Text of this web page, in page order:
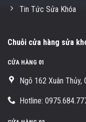
Tin Tức Sửa Khóa
Chuỗi cửa hàng sửa
CỬA HÀNG 01
Ngõ 162 Xuân Thủy,
Hotline: